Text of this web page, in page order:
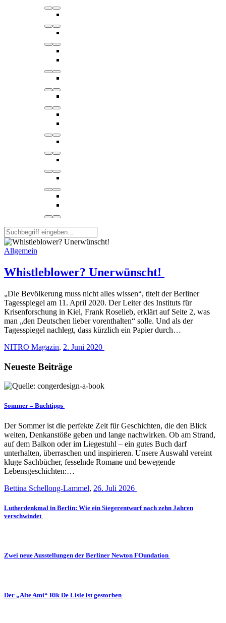
Allgemein
Whistleblower? Unerwünscht!
„Die Bevölkerung muss nicht alles wissen“, titelt der Berliner
Tagesspiegel am 11. April 2020. Der Leiter des Instituts für
Krisenforschung in Kiel, Frank Roselieb, erklärt auf Seite 2, was
man „den Deutschen lieber vorenthalten“ solle. Und als der
Tagesspiegel nachlegt, dass kürzlich ein Papier durch…
NITRO Magazin, 2. Juni 2020
Neueste Beiträge
Sommer – Buchtipps
Der Sommer ist die perfekte Zeit für Geschichten, die den Blick
weiten, Denkanstöße geben und lange nachwirken. Ob am Strand,
auf dem Balkon oder im Liegestuhl – ein gutes Buch darf
unterhalten, überraschen und inspirieren. Unsere Auswahl vereint
kluge Sachbücher, fesselnde Romane und bewegende
Lebensgeschichten:…
Bettina Schellong-Lammel, 26. Juli 2026
Lutherdenkmal in Berlin: Wie ein Siegerentwurf nach zehn Jahren
verschwindet
Zwei neue Ausstellungen der Berliner Newton FOundation
Der „Alte Ami“ Rik De Lisle ist gestorben